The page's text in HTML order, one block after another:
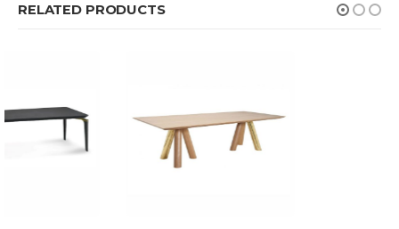
RELATED PRODUCTS